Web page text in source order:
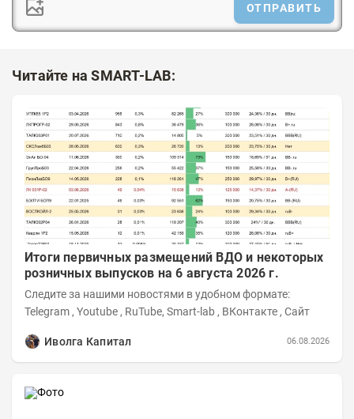
ОТПРАВИТЬ
Читайте на SMART-LAB:
Итоги первичных размещений ВДО и некоторых
розничных выпусков на 6 августа 2026 г.
Следите за нашими новостями в удобном формате:
Telegram , Youtube , RuTube, Smart-lab , ВКонтакте , Сайт
Иволга Капитал 06.08.2026